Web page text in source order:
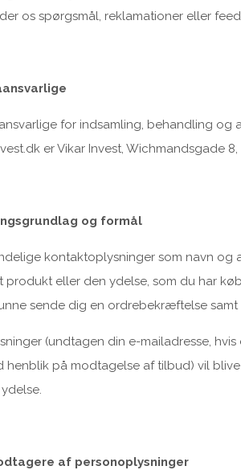
os spørgsmål, reklamationer eller
for indsamling, behandling og
er Vikar Invest, Wichmandsgade 8,
og formål
kontaktoplysninger som navn og
produkt eller den ydelse, som du har
sende dig en ordrebekræftelse
(undtagen din e-mailadresse,
henblik på modtagelse af tilbud) vil
af personoplysninger